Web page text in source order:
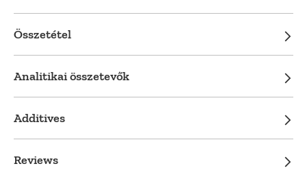
Összetétel
Analitikai összetevők
Additives
Reviews